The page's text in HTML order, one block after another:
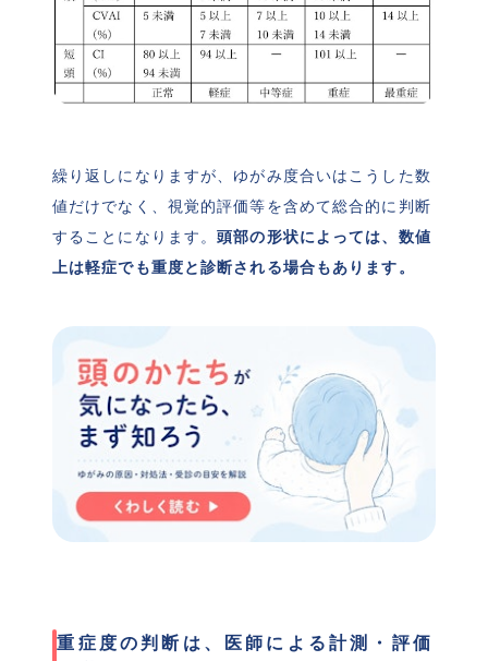
繰り返しになりますが、ゆがみ度合いはこうした数
値だけでなく、視覚的評価等を含めて総合的に判断
することになります。頭部の形状によっては、数値
上は軽症でも重度と診断される場合もあります。
重症度の判断は、医師による計測・評価